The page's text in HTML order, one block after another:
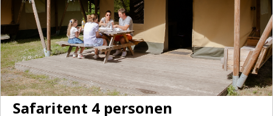
Safaritent 4 personen